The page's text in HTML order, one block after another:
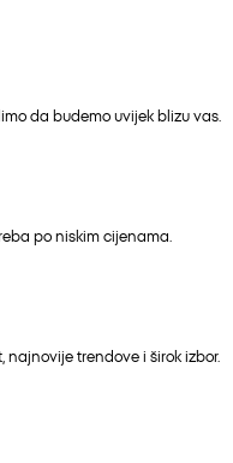
da budemo uvijek blizu vas.
po niskim cijenama.
trendove i širok izbor.